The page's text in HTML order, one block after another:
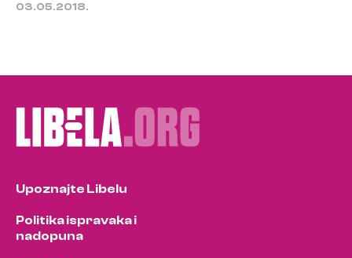
03.05.2018.
Upoznajte Libelu
Politika ispravaka i
nadopuna